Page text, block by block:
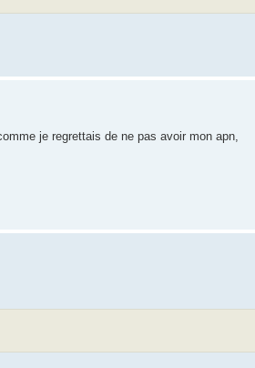
je regrettais de ne pas avoir mon apn,